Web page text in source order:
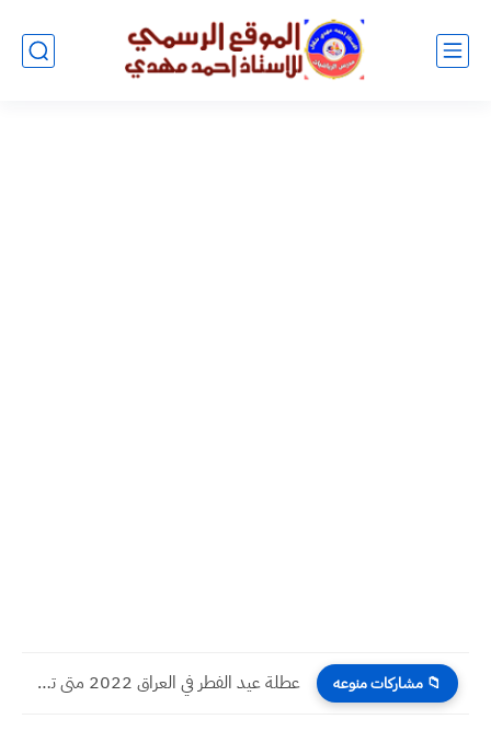
📁 مشاركات منوعه عطلة عيد الفطر في العراق 2022 متى تبدء